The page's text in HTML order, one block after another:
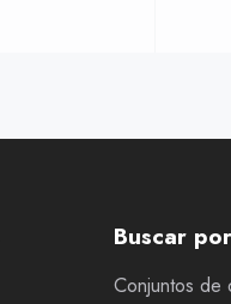
Buscar por
Conjuntos de